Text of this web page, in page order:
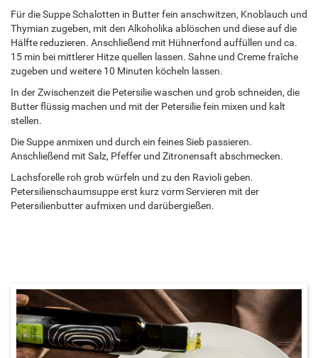
Für die Suppe Schalotten in Butter fein anschwitzen, Knoblauch und
Thymian zugeben, mit den Alkoholika ablöschen und diese auf die
Hälfte reduzieren. Anschließend mit Hühnerfond auffüllen und ca.
15 min bei mittlerer Hitze quellen lassen. Sahne und Creme fraîche
zugeben und weitere 10 Minuten köcheln lassen.
In der Zwischenzeit die Petersilie waschen und grob schneiden, die
Butter flüssig machen und mit der Petersilie fein mixen und kalt
stellen.
Die Suppe anmixen und durch ein feines Sieb passieren.
Anschließend mit Salz, Pfeffer und Zitronensaft abschmecken.
Lachsforelle roh grob würfeln und zu den Ravioli geben.
Petersilienschaumsuppe erst kurz vorm Servieren mit der
Petersilienbutter aufmixen und darübergießen.